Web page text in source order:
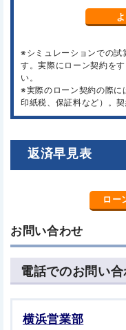
※シミュレーションでの試
す。実際にローン契約を
い。
※実際のローン契約の際に
印紙税、保証料など）。
返済早見表
ロー
お問い合わせ
電話でのお問い
横浜営業部